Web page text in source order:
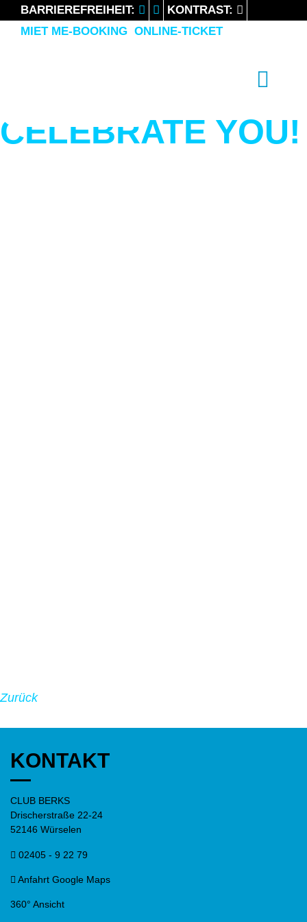
BARRIEREFREIHEIT:
KONTRAST:
MIET ME-BOOKING ONLINE-TICKET
FEEL THE WEEKEND
CELEBRATE YOU!
Zurück
KONTAKT
CLUB BERKS
Drischerstraße 22-24
52146 Würselen
02405 - 9 22 79
Anfahrt Google Maps
360° Ansicht